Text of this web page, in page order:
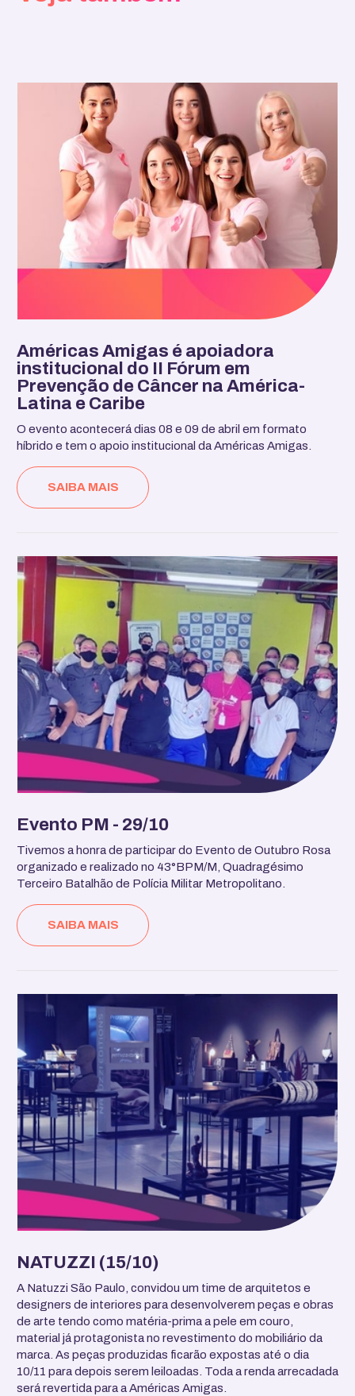
Américas Amigas é apoiadora
institucional do II Fórum em
Prevenção de Câncer na América-
Latina e Caribe
O evento acontecerá dias 08 e 09 de abril em formato
híbrido e tem o apoio institucional da Américas Amigas.
SAIBA MAIS
Evento PM - 29/10
Tivemos a honra de participar do Evento de Outubro Rosa
organizado e realizado no 43°BPM/M, Quadragésimo
Terceiro Batalhão de Polícia Militar Metropolitano.
SAIBA MAIS
NATUZZI (15/10)
A Natuzzi São Paulo, convidou um time de arquitetos e
designers de interiores para desenvolverem peças e obras
de arte tendo como matéria-prima a pele em couro,
material já protagonista no revestimento do mobiliário da
marca. As peças produzidas ficarão expostas até o dia
10/11 para depois serem leiloadas. Toda a renda arrecadada
será revertida para a Américas Amigas.